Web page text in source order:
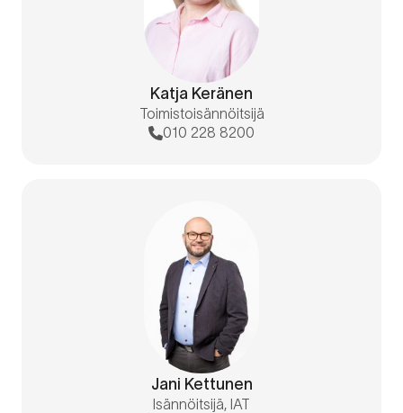
Katja Keränen
Toimistoisännöitsijä
010 228 8200
Jani Kettunen
Isännöitsijä, IAT